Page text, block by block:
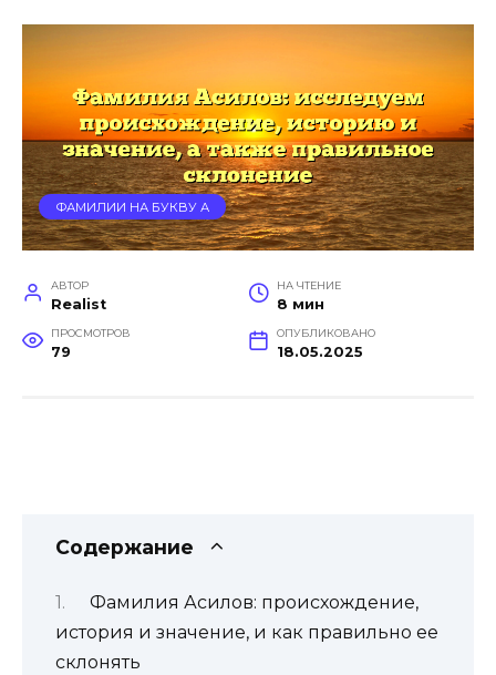
ФАМИЛИИ НА БУКВУ А
АВТОР
Realist
НА ЧТЕНИЕ
8 мин
ПРОСМОТРОВ
79
ОПУБЛИКОВАНО
18.05.2025
Содержание
Фамилия Асилов: происхождение,
история и значение, и как правильно ее
склонять